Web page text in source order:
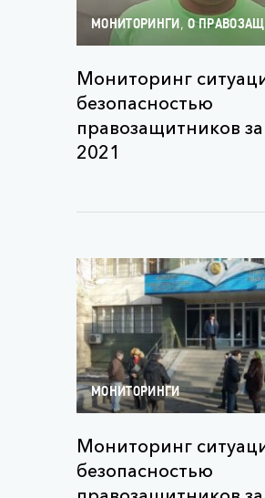
МОНИТОРИНГИ , О
Мониторинг
безопасностью
правозащитников за
2021
МОНИТОРИНГИ
Мониторинг
безопасностью